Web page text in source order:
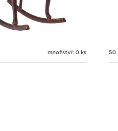
množství: 0 ks 50